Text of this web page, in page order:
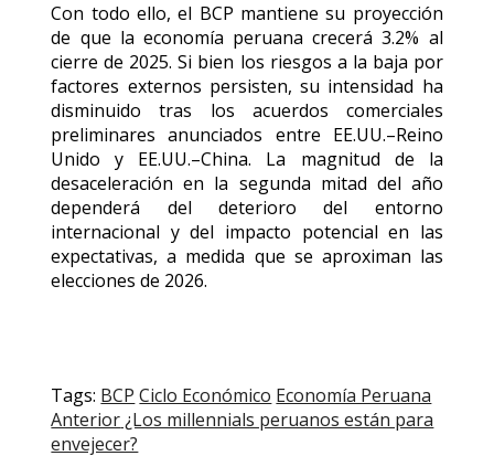
Con todo ello, el BCP mantiene su proyección
de que la economía peruana crecerá 3.2% al
cierre de 2025. Si bien los riesgos a la baja por
factores externos persisten, su intensidad ha
disminuido tras los acuerdos comerciales
preliminares anunciados entre EE.UU.–Reino
Unido y EE.UU.–China. La magnitud de la
desaceleración en la segunda mitad del año
dependerá del deterioro del entorno
internacional y del impacto potencial en las
expectativas, a medida que se aproximan las
elecciones de 2026.
Tags: BCP Ciclo Económico Economía Peruana
Post
Anterior¿Los millennials peruanos están para
envejecer?